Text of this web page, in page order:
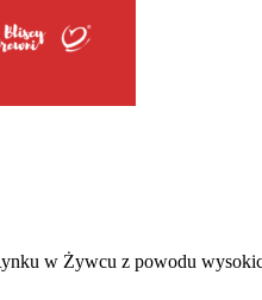
w Żywcu z powodu